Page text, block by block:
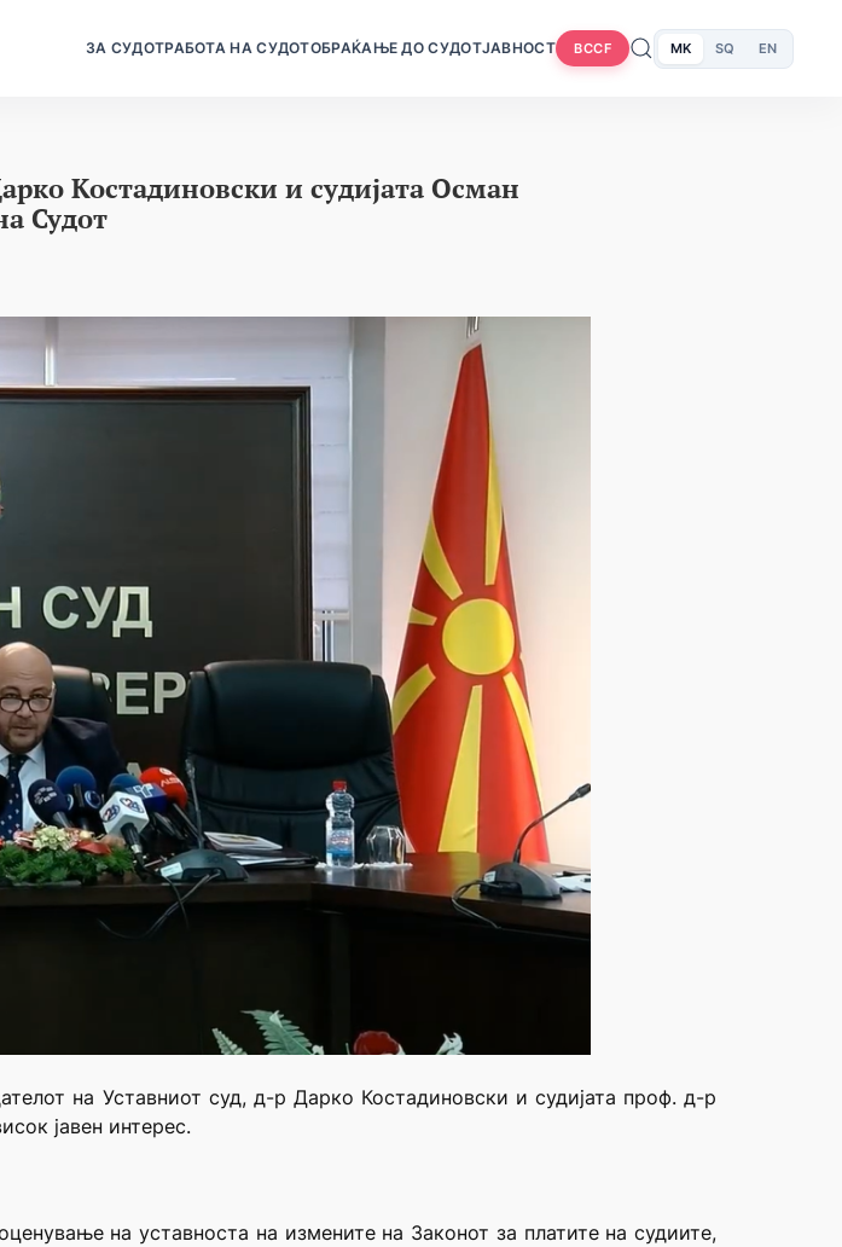
ЗА СУДОТРАБОТА НА СУДОТОБРАЌАЊЕ ДО СУДОТЈАВНОСТ BCCF MK SQ EN
Костадиновски и судијата Осман
Судот
на Уставниот суд, д-р Дарко Костадиновски и судијата проф. д-р
јавен интерес.
на уставноста на измените на Законот за платите на судиите,